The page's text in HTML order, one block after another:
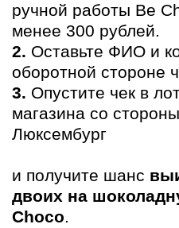
ручной работы Be
менее 300 рублей.
2. Оставьте ФИО и
оборотной стороне
3. Опустите чек в
магазина со
Люксембург
и получите шанс
двоих на
Choco.